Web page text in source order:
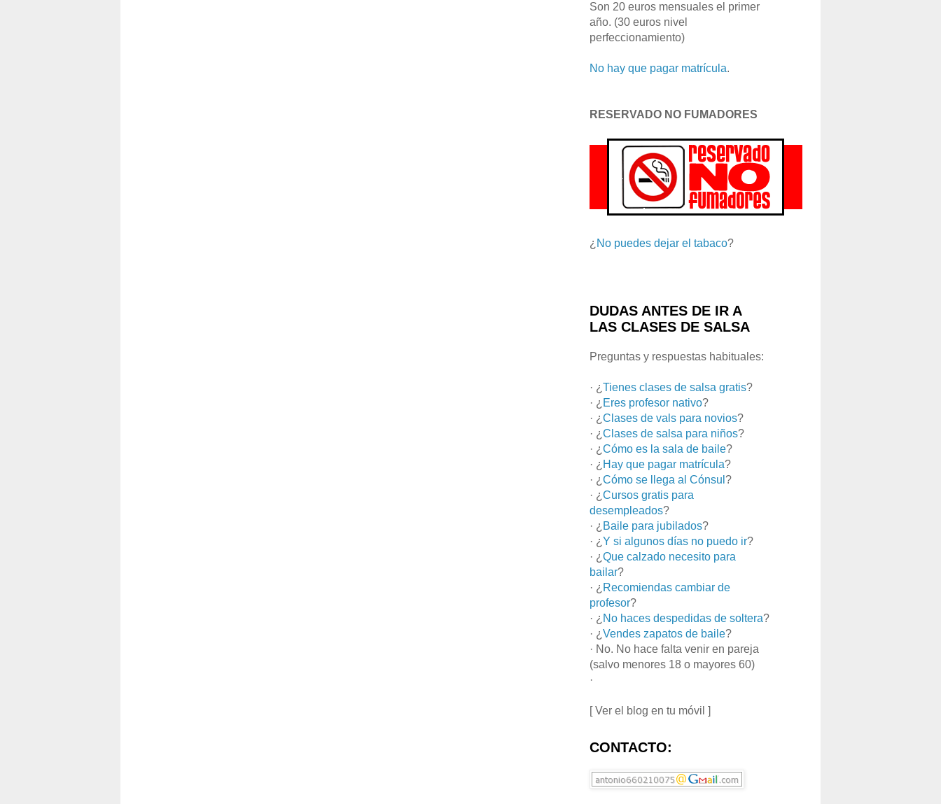
Son 20 euros mensuales el primer
año. (30 euros nivel
perfeccionamiento)
No hay que pagar matrícula.
RESERVADO NO FUMADORES
¿ No puedes dejar el tabaco?
DUDAS ANTES DE IR A
LAS CLASES DE SALSA
Preguntas y respuestas habituales:
· ¿ Tienes clases de salsa gratis?
· ¿ Eres profesor nativo?
· ¿ Clases de vals para novios?
· ¿ Clases de salsa para niños?
· ¿ Cómo es la sala de baile?
· ¿ Hay que pagar matrícula?
· ¿ Cómo se llega al Cónsul ?
· ¿ Cursos gratis para
desempleados?
· ¿ Baile para jubilados?
· ¿ Y si algunos días no puedo ir?
· ¿ Que calzado necesito para
bailar?
· ¿ Recomiendas cambiar de
profesor?
· ¿ No haces despedidas de soltera?
· ¿ Vendes zapatos de baile?
· No. No hace falta venir en pareja
(salvo menores 18 o mayores 60)
·
[ Ver el blog en tu móvil ]
CONTACTO: